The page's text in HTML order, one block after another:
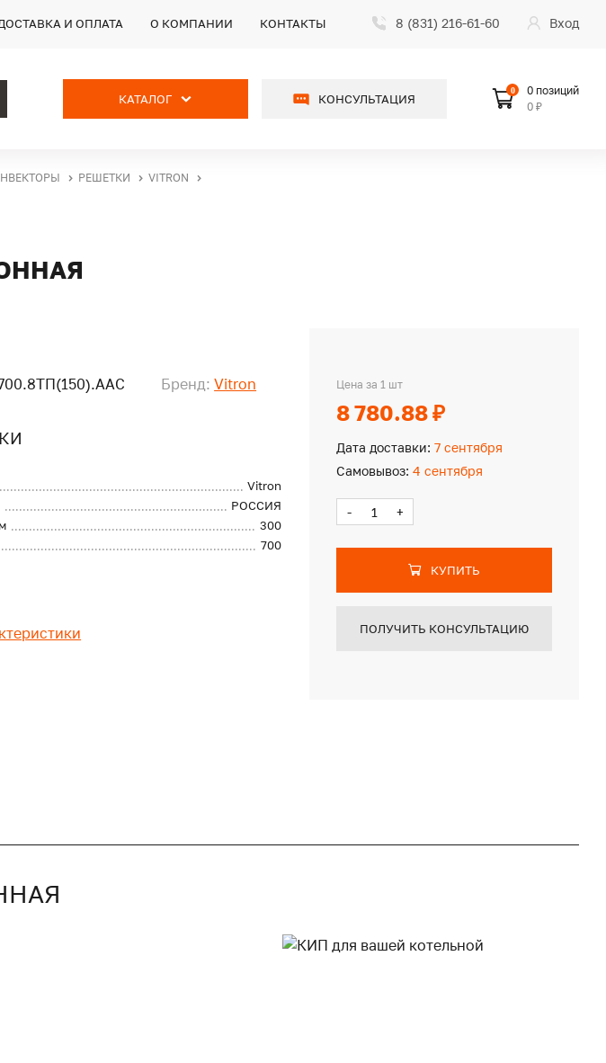
И ОПЛАТА О КОМПАНИИ КОНТАКТЫ 8 (831) 216-61-60 Вход
КАТАЛОГ КОНСУЛЬТАЦИЯ
0
0 позиций
0 ₽
РЕШЕТКИ
VITRON
Бренд: Vitron
Vitron
РОССИЯ
300
700
Цена за 1 шт
8 780.88 ₽
Дата доставки: 7 сентября
Самовывоз: 4 сентября
- +
КУПИТЬ
ПОЛУЧИТЬ КОНСУЛЬТАЦИЮ